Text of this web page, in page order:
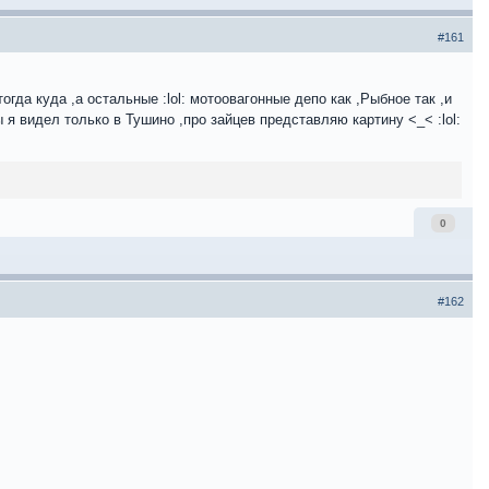
#161
куда ,а остальные :lol: мотоовагонные депо как ,Рыбное так ,и
только в Тушино ,про зайцев представляю картину <_< :lol:
0
#162